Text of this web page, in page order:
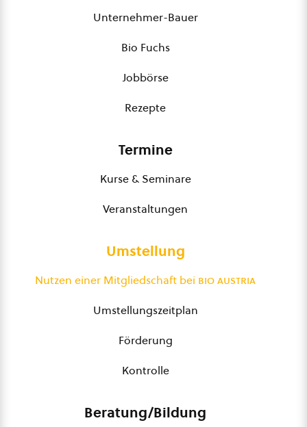
Unternehmer-Bauer
Bio Fuchs
Jobbörse
Rezepte
Termine
Kurse & Seminare
Veranstaltungen
Umstellung
Nutzen einer Mitgliedschaft bei bio austria
Umstellungszeitplan
Förderung
Kontrolle
Beratung/Bildung